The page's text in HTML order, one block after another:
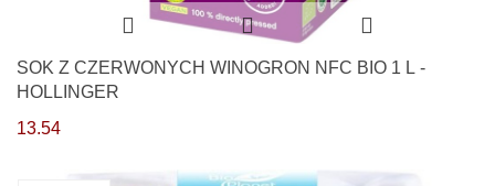
SOK Z CZERWONYCH WINOGRON NFC BIO 1 L -
HOLLINGER
13.54